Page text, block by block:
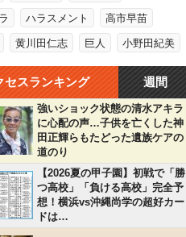
ハラスメント 高市早苗
黄川田仁志 巨人 小野田紀美
セスランキング 週間
強いショック状態の清水アキラ
に心配の声…子供を亡くした神
田正輝らもたどった遺族ケアの
道のり
【2026夏の甲子園】初戦で「勝
つ高校」「負ける高校」完全予
想！横浜vs沖縄尚学の超好カー
ドは…